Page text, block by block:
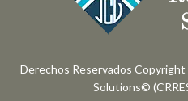
Derechos Reservados
Solutions©